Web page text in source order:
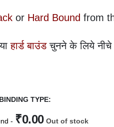
or Hard Bound from
हार्ड बाउंडचुनने के लिये नीचे
TYPE
- ₹0.00 Out of stock